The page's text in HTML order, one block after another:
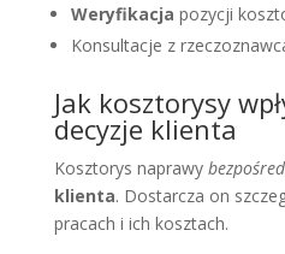
Weryfikacja pozycji
Konsultacje z
Jak kosztorysy
decyzje klienta
Kosztorys naprawy
klienta. Dostarcza on
pracach i ich kosztach.